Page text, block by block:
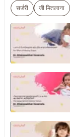
सर्जरी जी मितलाना